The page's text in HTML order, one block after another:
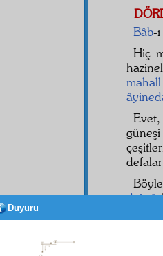
Bâb-ı
Hiç
daimî,
Duyuru